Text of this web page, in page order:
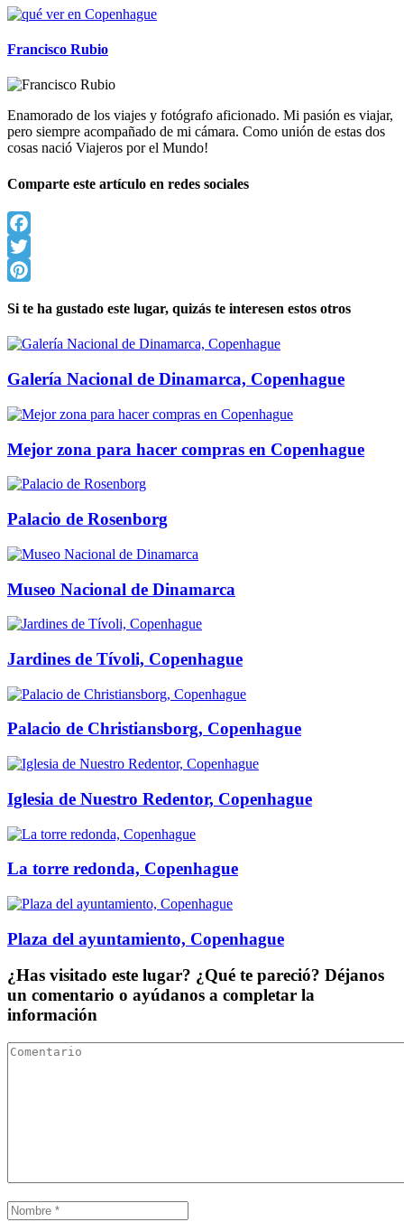
Francisco Rubio
Enamorado de los viajes y fotógrafo aficionado. Mi pasión es viajar,
pero siempre acompañado de mi cámara. Como unión de estas dos
cosas nació Viajeros por el Mundo!
Comparte este artículo en redes sociales
Facebook
Twitter
Si te ha gustado este lugar, quizás te interesen estos otros
Galería Nacional de Dinamarca, Copenhague
Mejor zona para hacer compras en Copenhague
Palacio de Rosenborg
Museo Nacional de Dinamarca
Jardines de Tívoli, Copenhague
Palacio de Christiansborg, Copenhague
Iglesia de Nuestro Redentor, Copenhague
La torre redonda, Copenhague
Plaza del ayuntamiento, Copenhague
¿Has visitado este lugar? ¿Qué te pareció? Déjanos
un comentario o ayúdanos a completar la
información